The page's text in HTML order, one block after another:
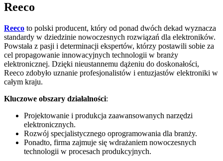
Reeco
Reeco to polski producent, który od ponad dwóch dekad wyznacza
standardy w dziedzinie nowoczesnych rozwiązań dla elektroników.
Powstała z pasji i determinacji ekspertów, którzy postawili sobie za
cel propagowanie innowacyjnych technologii w branży
elektronicznej. Dzięki nieustannemu dążeniu do doskonałości,
Reeco zdobyło uznanie profesjonalistów i entuzjastów elektroniki w
całym kraju.
Kluczowe obszary działalności:
Projektowanie i produkcja zaawansowanych narzędzi
elektronicznych.
Rozwój specjalistycznego oprogramowania dla branży.
Ponadto, firma zajmuje się wdrażaniem nowoczesnych
technologii w procesach produkcyjnych.